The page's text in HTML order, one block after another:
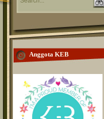
Anggota KEB